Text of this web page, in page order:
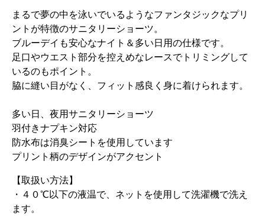
まるで夢の中を泳いでいるようなファンタジックなプリ
ントが特徴のサニタリーショーツ。
ブルーデイも安心なナイト＆多い日用の仕様です。
足口やウエスト部分を控えめなレースでトリミングして
いるのもポイント。
脇に縫い目がなく、フィット感良く身に着けられます。
多い日、夜用サニタリーショーツ
羽付きナプキン対応
防水布は消臭シートを使用しています
プリント柄のデザインがアクセント
【取扱い方法】
・４０℃以下の液温で、ネットを使用して洗濯機で洗え
ます。